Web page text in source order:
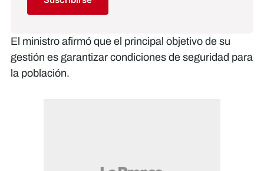
El ministro afirmó que el principal objetivo de su
gestión es garantizar condiciones de seguridad para
la población.